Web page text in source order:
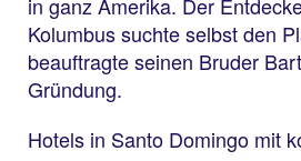
Kolumbus suchte selbst den
beauftragte seinen Bruder
Gründung.
Hotels in Santo Domingo mit